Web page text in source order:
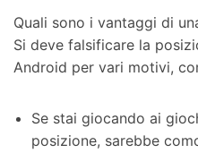
Quali sono i vantaggi di
Si deve falsificare la
Android per vari motivi,
Se stai giocando ai
posizione, sarebbe